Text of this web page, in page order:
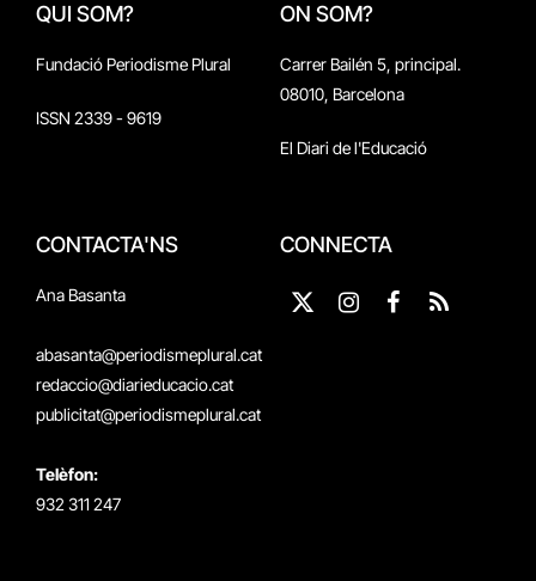
QUI SOM?
Fundació Periodisme Plural
ISSN 2339 - 9619
ON SOM?
Carrer Bailén 5, principal.
08010, Barcelona
El Diari de l'Educació
CONTACTA'NS
Ana Basanta
abasanta@periodismeplural.cat
redaccio@diarieducacio.cat
publicitat@periodismeplural.cat
Telèfon:
932 311 247
CONNECTA
X
Instagram
Facebook
RSS